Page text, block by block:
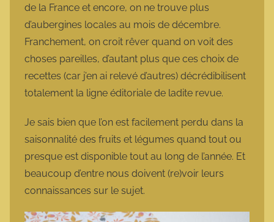
de la France et encore, on ne trouve plus
d’aubergines locales au mois de décembre.
Franchement, on croit rêver quand on voit des
choses pareilles, d’autant plus que ces choix de
recettes (car j’en ai relevé d’autres) décrédibilisent
totalement la ligne éditoriale de ladite revue.
Je sais bien que l’on est facilement perdu dans la
saisonnalité des fruits et légumes quand tout ou
presque est disponible tout au long de l’année. Et
beaucoup d’entre nous doivent (re)voir leurs
connaissances sur le sujet.